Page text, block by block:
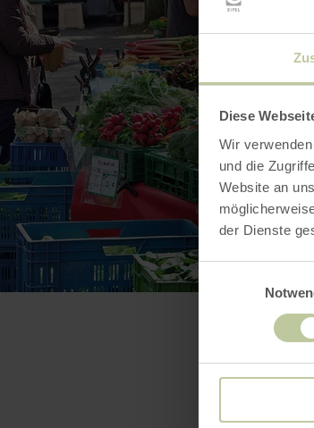
Diese
Wir
und die
Website an
der Dienste